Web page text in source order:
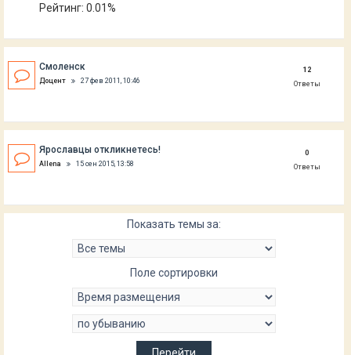
Рейтинг: 0.01%
Смоленск
Доцент 27 фев 2011, 10:46
12
Ответы
Ярославцы откликнетесь!
Allena 15 сен 2015, 13:58
0
Ответы
Показать темы за:
Поле сортировки